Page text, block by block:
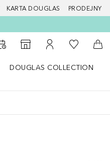
KARTA DOUGLAS PRODEJNY
K vyhledávači prodejen
K mému účtu
K mému
Do
DOUGLAS COLLECTION